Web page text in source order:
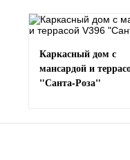
Каркасный дом с
мансардой и
"Санта-Роза"